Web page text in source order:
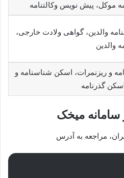
موکل، پیش نویس وکالتنامه
والدین، گواهی ولادت خارجی،
والدین
و ریزنمرات، اسکن شناسنامه و
گذرنامه
میخک
مراجعه به آدرس